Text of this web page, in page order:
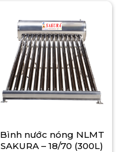
Bình nước nóng NLMT
SAKURA – 18/70 (300L)